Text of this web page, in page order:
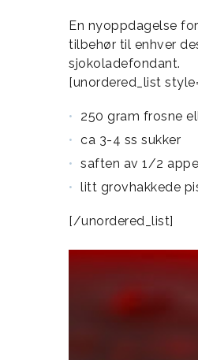
En nyoppdagelse
tilbehør til enhver
sjokoladefondant.
[unordered_list
250 gram frosne
ca 3-4 ss sukker
saften av 1/2
litt grovhakkede
[/unordered_list]